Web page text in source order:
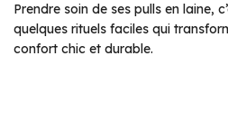
Prendre soin de ses pulls en laine,
quelques rituels faciles qui
confort chic et durable.